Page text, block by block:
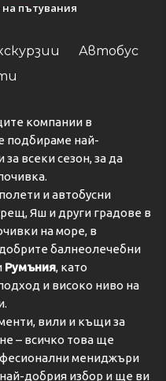
на пътувания
Автобус
компании в
подбираме най-
всеки сезон, за да
и автобусни
Яш и други градове в
на море, в
балнеолечебни
Румъния, като
и високо ниво на
вили и къщи за
– всичко това ще
мениджъри
добрия избор и ще ви